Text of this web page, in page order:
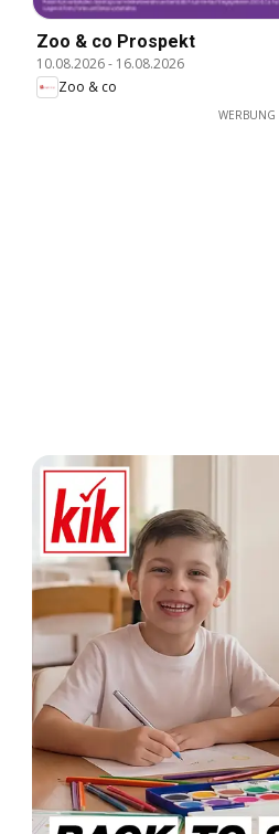
Zoo & co Prospekt
10.08.2026- 16.08.2026
Zoo & co
WERBUNG